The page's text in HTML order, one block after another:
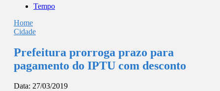
Tempo
Home
Cidade
Prefeitura prorroga prazo para
pagamento do IPTU com desconto
Data: 27/03/2019